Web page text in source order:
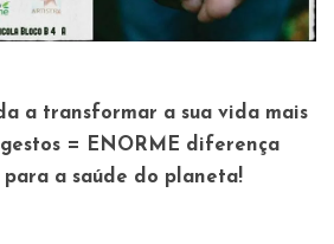
a transformar a sua vida mais
gestos = ENORME diferença
para a saúde do planeta!